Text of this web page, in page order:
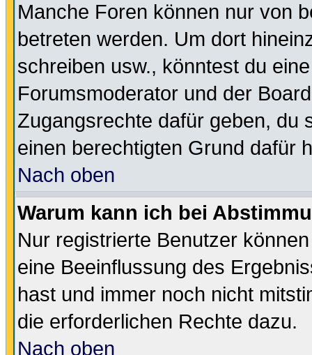
Manche Foren können nur von
betreten werden. Um dort
schreiben usw., könntest du
Forumsmoderator und der
Zugangsrechte dafür geben, du
einen berechtigten Grund dafür
Nach oben
Warum kann ich bei
Nur registrierte Benutzer
eine Beeinflussung des
hast und immer noch nicht
die erforderlichen Rechte dazu.
Nach oben